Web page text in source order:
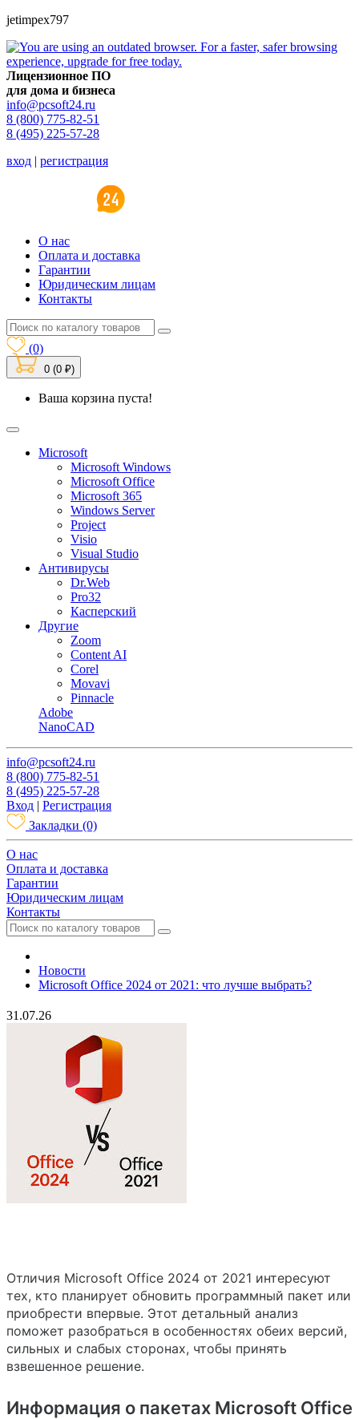
jetimpex797
Лицензионное ПО
для дома и бизнеса
info@pcsoft24.ru
8 (800) 775-82-51
8 (495) 225-57-28
вход | регистрация
O нас
Оплата и доставка
Гарантии
Юридическим лицам
Контакты
(0)
0 (0 ₽)
Ваша корзина пуста!
Microsoft
Microsoft Windows
Microsoft Office
Microsoft 365
Windows Server
Project
Visio
Visual Studio
Антивирусы
Dr.Web
Pro32
Касперский
Другие
Zoom
Content AI
Corel
Movavi
Pinnacle
Adobe
NanoCAD
info@pcsoft24.ru
8 (800) 775-82-51
8 (495) 225-57-28
Вход | Регистрация
Закладки (0)
O нас
Оплата и доставка
Гарантии
Юридическим лицам
Контакты
Новости
Microsoft Office 2024 от 2021: что лучше выбрать?
31.07.26
Отличия Microsoft Office 2024 от 2021 интересуют
тех, кто планирует обновить программный пакет или
приобрести впервые. Этот детальный анализ
поможет разобраться в особенностях обеих версий,
сильных и слабых сторонах, чтобы принять
взвешенное решение.
Информация о пакетах Microsoft Office